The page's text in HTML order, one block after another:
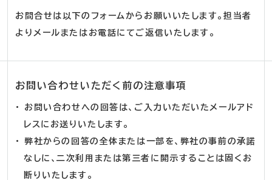
お問合せは以下のフォームからお願いいたします。担当者
よりメールまたはお電話にてご返信いたします。
お問い合わせいただく前の注意事項
・ お問い合わせへの回答は、ご入力いただいたメールアド
レスにお送りいたします。
・ 弊社からの回答の全体または一部を、弊社の事前の承諾
なしに、二次利用または第三者に開示することは固くお
断りいたします。